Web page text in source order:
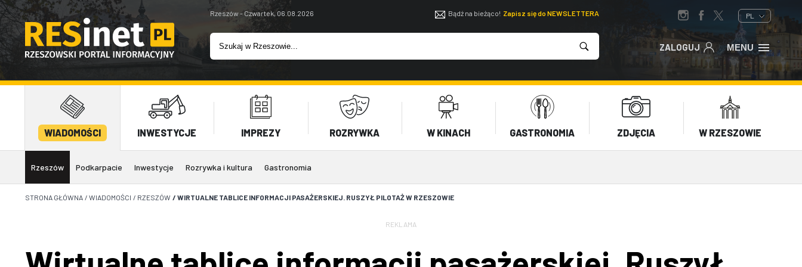
Rzeszów - Czwartek, 06.08.2026 Bądź na bieżąco! Zapisz się do NEWSLETTERA PL
ZALOGUJ MENU
WIADOMOŚCI INWESTYCJE IMPREZY ROZRYWKA W KINACH GASTRONOMIA ZDJĘCIA W RZESZOWIE
Rzeszów Podkarpacie Inwestycje Rozrywka i kultura Gastronomia
STRONA GŁÓWNA / WIADOMOŚCI / RZESZÓW / WIRTUALNE TABLICE INFORMACJI PASAŻERSKIEJ. RUSZYŁ PILOTAŻ W RZESZOWIE
REKLAMA